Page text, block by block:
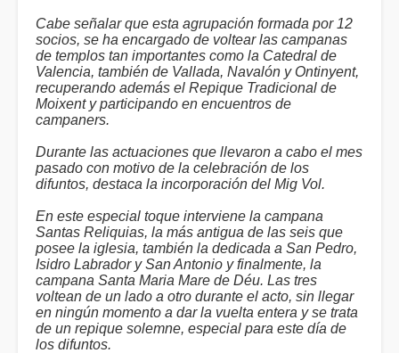
Cabe señalar que esta agrupación formada por 12
socios, se ha encargado de voltear las campanas
de templos tan importantes como la Catedral de
Valencia, también de Vallada, Navalón y Ontinyent,
recuperando además el Repique Tradicional de
Moixent y participando en encuentros de
campaners.
Durante las actuaciones que llevaron a cabo el mes
pasado con motivo de la celebración de los
difuntos, destaca la incorporación del Mig Vol.
En este especial toque interviene la campana
Santas Reliquias, la más antigua de las seis que
posee la iglesia, también la dedicada a San Pedro,
Isidro Labrador y San Antonio y finalmente, la
campana Santa Maria Mare de Déu. Las tres
voltean de un lado a otro durante el acto, sin llegar
en ningún momento a dar la vuelta entera y se trata
de un repique solemne, especial para este día de
los difuntos.